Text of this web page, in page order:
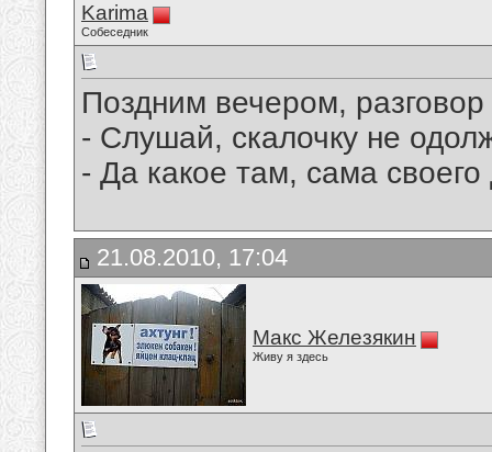
Karima
Собеседник
Поздним вечером, разговор
- Слушай, скалочку не
- Да какое там, сама
21.08.2010, 17:04
Макс Железякин
Живу я здесь